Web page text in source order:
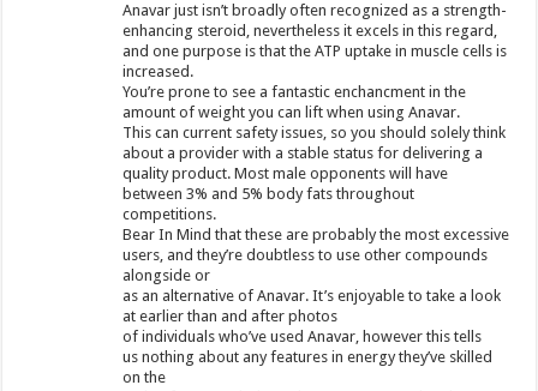
Anavar just isn’t broadly often recognized as a strength-
enhancing steroid, nevertheless it excels in this regard,
and one purpose is that the ATP uptake in muscle cells is
increased.
You’re prone to see a fantastic enchancment in the
amount of weight you can lift when using Anavar.
This can current safety issues, so you should solely think
about a provider with a stable status for delivering a
quality product. Most male opponents will have
between 3% and 5% body fats throughout
competitions.
Bear In Mind that these are probably the most excessive
users, and they’re doubtless to use other compounds
alongside or
as an alternative of Anavar. It’s enjoyable to take a look
at earlier than and after photos
of individuals who’ve used Anavar, however this tells
us nothing about any features in energy they’ve skilled
on the